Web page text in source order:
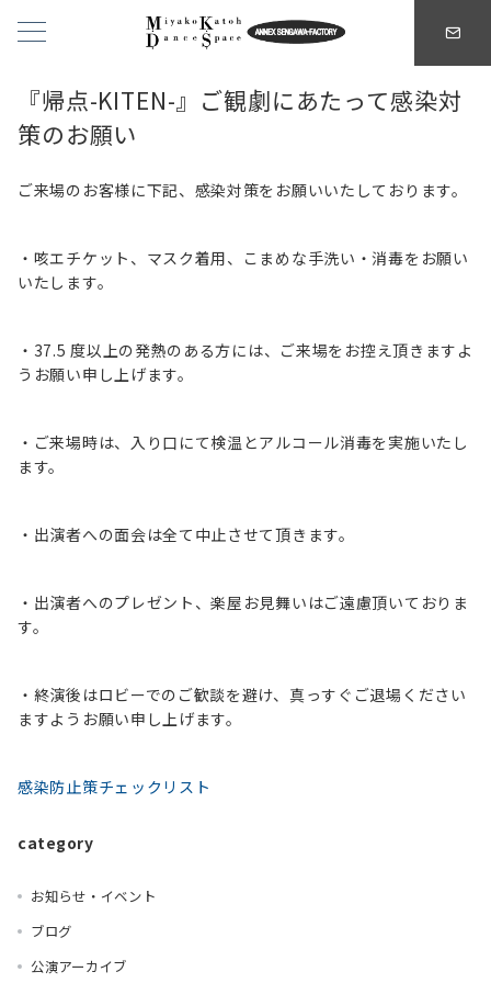
『帰点-KITEN-』ご観劇にあたって感染対
策のお願い
ご来場のお客様に下記、感染対策をお願いいたしております。
・咳エチケット、マスク着用、こまめな手洗い・消毒をお願い
いたします。
・37.5 度以上の発熱のある方には、ご来場をお控え頂きますよ
うお願い申し上げます。
・ご来場時は、入り口にて検温とアルコール消毒を実施いたし
ます。
・出演者への面会は全て中止させて頂きます。
・出演者へのプレゼント、楽屋お見舞いはご遠慮頂いておりま
す。
・終演後はロビーでのご歓談を避け、真っすぐご退場ください
ますようお願い申し上げます。
感染防止策チェックリスト
category
お知らせ・イベント
ブログ
公演アーカイブ